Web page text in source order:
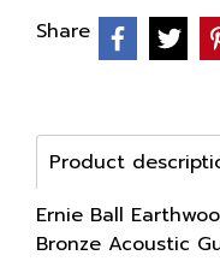
Share
Product
Ernie Ball
Bronze Acoustic